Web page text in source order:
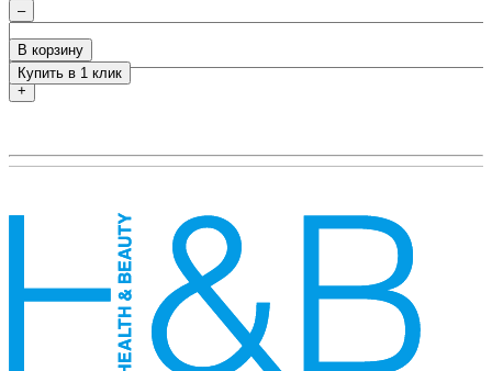
–
+
В корзину
Купить в 1 клик